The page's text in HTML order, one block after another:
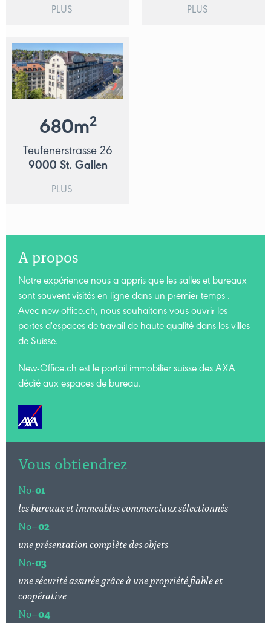
PLUS PLUS
680m2
Teufenerstrasse 26
9000 St. Gallen
PLUS
A propos
Notre expérience nous a appris que les salles et bureaux
sont souvent visités en ligne dans un premier temps .
Avec new-office.ch, nous souhaitons vous ouvrir les
portes d'espaces de travail de haute qualité dans les villes
de Suisse.
New-Office.ch est le portail immobilier suisse des AXA
dédié aux espaces de bureau.
Vous obtiendrez
No-01
les bureaux et immeubles commerciaux sélectionnés
No–02
une présentation complète des objets
No-03
une sécurité assurée grâce à une propriété fiable et
coopérative
No–04